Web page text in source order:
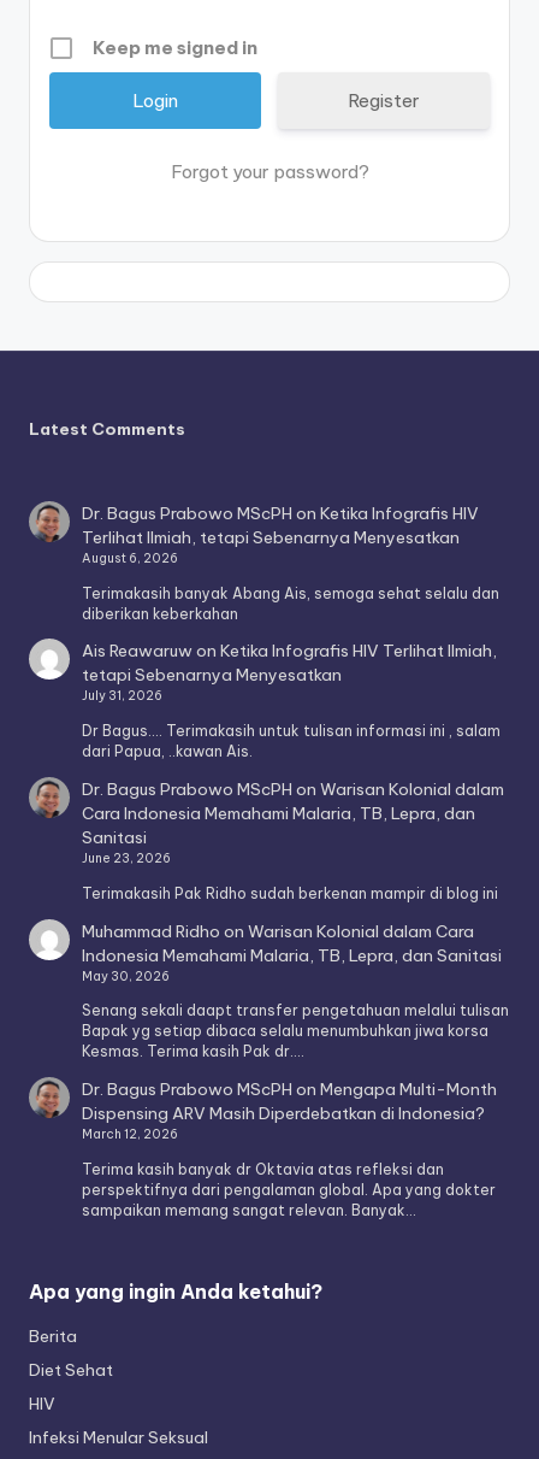
Keep me signed in
Register
Forgot your password?
Latest Comments
Dr. Bagus Prabowo MScPH onKetika Infografis HIV
Terlihat Ilmiah, tetapi Sebenarnya Menyesatkan
August 6, 2026
Terimakasih banyak Abang Ais, semoga sehat selalu dan
diberikan keberkahan
Ais ReawaruwonKetika Infografis HIV Terlihat Ilmiah,
tetapi Sebenarnya Menyesatkan
July 31, 2026
Dr Bagus.... Terimakasih untuk tulisan informasi ini , salam
dari Papua, ..kawan Ais.
Dr. Bagus Prabowo MScPH onWarisan Kolonial dalam
Cara Indonesia Memahami Malaria, TB, Lepra, dan
Sanitasi
June 23, 2026
Terimakasih Pak Ridho sudah berkenan mampir di blog ini
Muhammad Ridho onWarisan Kolonial dalam Cara
Indonesia Memahami Malaria, TB, Lepra, dan Sanitasi
May 30, 2026
Senang sekali daapt transfer pengetahuan melalui tulisan
Bapak yg setiap dibaca selalu menumbuhkan jiwa korsa
Kesmas. Terima kasih Pak dr.…
Dr. Bagus Prabowo MScPH onMengapa Multi-Month
Dispensing ARV Masih Diperdebatkan di Indonesia?
March 12, 2026
Terima kasih banyak dr Oktavia atas refleksi dan
perspektifnya dari pengalaman global. Apa yang dokter
sampaikan memang sangat relevan. Banyak…
Apa yang ingin Anda ketahui?
Berita
Diet Sehat
HIV
Infeksi Menular Seksual